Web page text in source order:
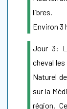
libres.
Environ 3
Jour 3:
cheval
Naturel
sur la
région.